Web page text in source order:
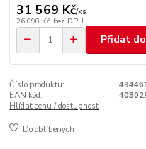
31 569 Kč/ks
26 090 Kč bez DPH
Přidat
Číslo produktu:
EAN kód:
Hlídat cenu / dostupnost
Do oblíbených